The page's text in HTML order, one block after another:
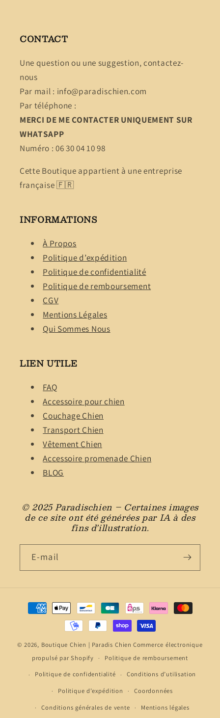
CONTACT
Une question ou une suggestion, contactez-
nous
Par mail : info@paradischien.com
Par téléphone :
MERCI DE ME CONTACTER UNIQUEMENT SUR
WHATSAPP
Numéro : 06 30 04 10 98
Cette Boutique appartient à une entreprise
française 🇫🇷
INFORMATIONS
À Propos
Politique d’expédition
Politique de confidentialité
Politique de remboursement
CGV
Mentions Légales
Qui Sommes Nous
LIEN UTILE
FAQ
Accessoire pour chien
Couchage Chien
Transport Chien
Vêtement Chien
Accessoire promenade Chien
BLOG
© 2025 Paradischien – Certaines images
de ce site ont été générées par IA à des
fins d’illustration.
E-mail
Moyens
de
© 2026, Boutique Chien | Paradis Chien Commerce électronique
propulsé par Shopify
Politique de remboursement
Politique de confidentialité
Conditions d’utilisation
Politique d’expédition
Coordonnées
Conditions générales de vente
Mentions légales